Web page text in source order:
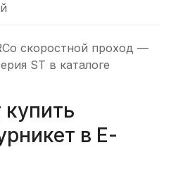
скоростной проход —
ST в каталоге
в Е-